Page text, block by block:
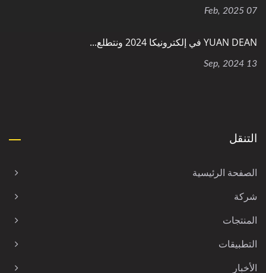
07 Feb, 2025
YUAN DEAN في إلكترونيكا 2024 ونتطلع...
13 Sep, 2024
التنقل
الصفحة الرئيسية
شركة
المنتجات
التطبيقات
الأخبار